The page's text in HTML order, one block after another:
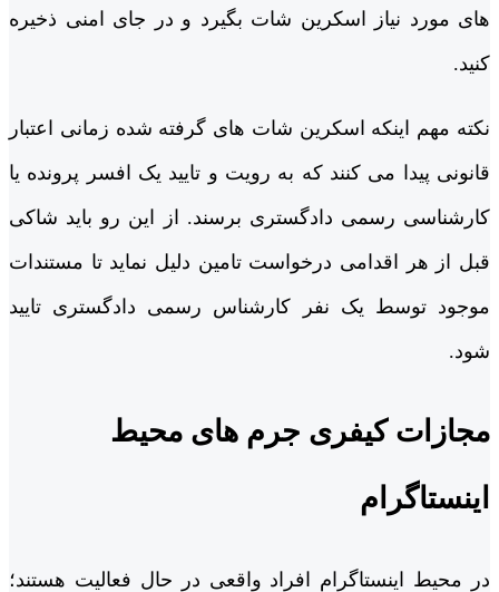
های مورد نیاز اسکرین شات بگیرد و در جای امنی ذخیره
کنید.
نکته مهم اینکه اسکرین شات های گرفته شده زمانی اعتبار
قانونی پیدا می کنند که به رویت و تایید یک افسر پرونده یا
کارشناسی رسمی دادگستری برسند. از این رو باید شاکی
قبل از هر اقدامی درخواست تامین دلیل نماید تا مستندات
موجود توسط یک نفر کارشناس رسمی دادگستری تایید
شود.
مجازات کیفری جرم‌ های محیط
اینستاگرام
در محیط اینستاگرام افراد واقعی در حال فعالیت هستند؛